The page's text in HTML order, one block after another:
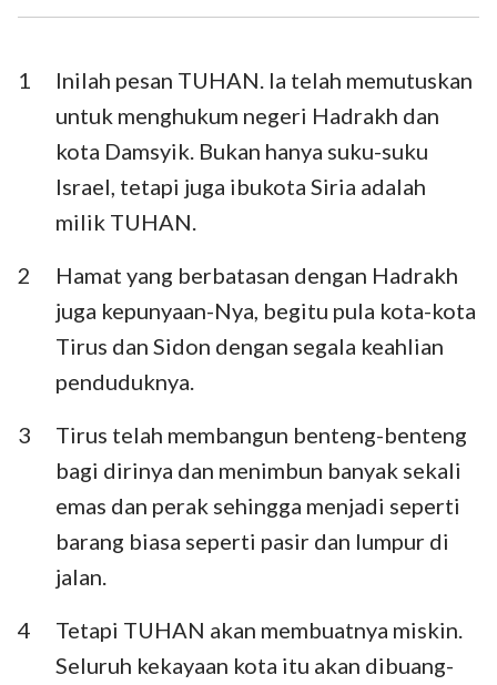
Ezra Nehemia
Ester Ayub
Mazmur Amsal
Kidung Agung
Yesaya
Ratapan Yehezkiel
Daniel Hosea
Amos
Mikha Nahum
Habakuk Zefanya
Zakharia
1
Inilah pesan TUHAN. Ia telah memutuskan
untuk menghukum negeri Hadrakh dan
kota Damsyik. Bukan hanya suku-suku
Israel, tetapi juga ibukota Siria adalah
milik TUHAN.
2
Hamat yang berbatasan dengan Hadrakh
juga kepunyaan-Nya, begitu pula kota-kota
Tirus dan Sidon dengan segala keahlian
penduduknya.
3
Tirus telah membangun benteng-benteng
bagi dirinya dan menimbun banyak sekali
emas dan perak sehingga menjadi seperti
barang biasa seperti pasir dan lumpur di
jalan.
4
Tetapi TUHAN akan membuatnya miskin.
Seluruh kekayaan kota itu akan dibuang-